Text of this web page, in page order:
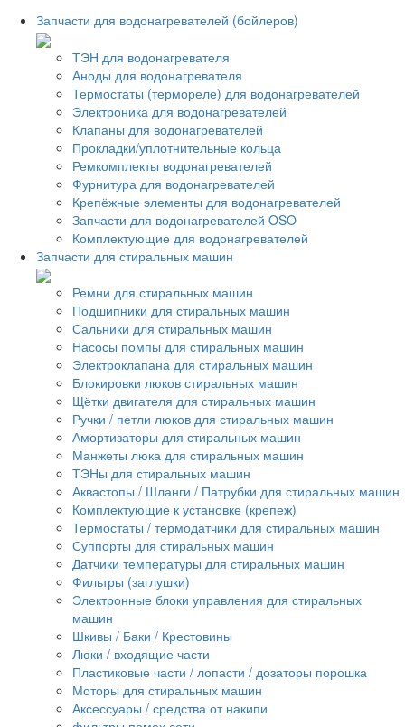
Запчасти для водонагревателей (бойлеров)
ТЭН для водонагревателя
Аноды для водонагревателя
Термостаты (термореле) для водонагревателей
Электроника для водонагревателей
Клапаны для водонагревателей
Прокладки/уплотнительные кольца
Ремкомплекты водонагревателей
Фурнитура для водонагревателей
Крепёжные элементы для водонагревателей
Запчасти для водонагревателей OSO
Комплектующие для водонагревателей
Запчасти для стиральных машин
Ремни для стиральных машин
Подшипники для стиральных машин
Сальники для стиральных машин
Насосы помпы для стиральных машин
Электроклапана для стиральных машин
Блокировки люков стиральных машин
Щётки двигателя для стиральных машин
Ручки / петли люков для стиральных машин
Амортизаторы для стиральных машин
Манжеты люка для стиральных машин
ТЭНы для стиральных машин
Аквастопы / Шланги / Патрубки для стиральных машин
Комплектующие к установке (крепеж)
Термостаты / термодатчики для стиральных машин
Суппорты для стиральных машин
Датчики температуры для стиральных машин
Фильтры (заглушки)
Электронные блоки управления для стиральных
машин
Шкивы / Баки / Крестовины
Люки / входящие части
Пластиковые части / лопасти / дозаторы порошка
Моторы для стиральных машин
Аксессуары / средства от накипи